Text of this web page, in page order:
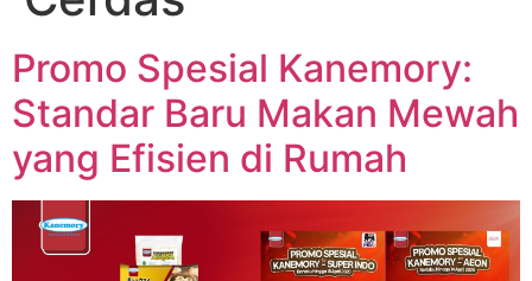
Promo Spesial Kanemory:
Standar Baru Makan Mewah
yang Efisien di Rumah